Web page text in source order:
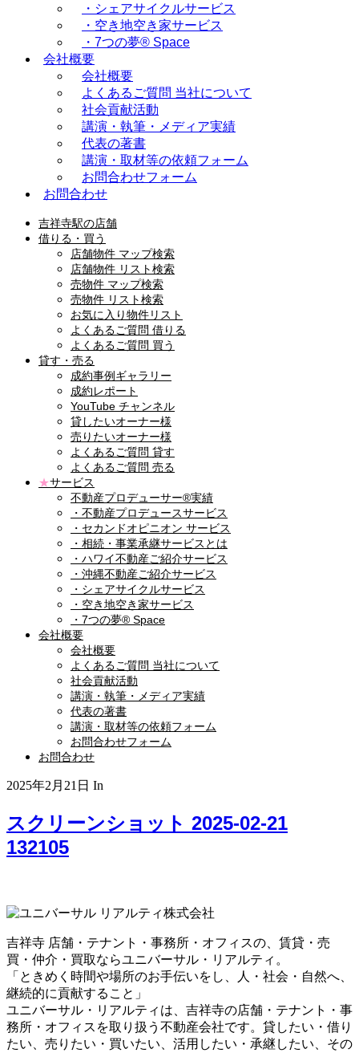
・シェアサイクルサービス
・空き地空き家サービス
・7つの夢® Space
会社概要
会社概要
よくあるご質問 当社について
社会貢献活動
講演・執筆・メディア実績
代表の著書
講演・取材等の依頼フォーム
お問合わせフォーム
お問合わせ
吉祥寺駅の店舗
借りる・買う
店舗物件 マップ検索
店舗物件 リスト検索
売物件 マップ検索
売物件 リスト検索
お気に入り物件リスト
よくあるご質問 借りる
よくあるご質問 買う
貸す・売る
成約事例ギャラリー
成約レポート
YouTube チャンネル
貸したいオーナー様
売りたいオーナー様
よくあるご質問 貸す
よくあるご質問 売る
★サービス
不動産プロデューサー®実績
・不動産プロデュースサービス
・セカンドオピニオン サービス
・相続・事業承継サービスとは
・ハワイ不動産ご紹介サービス
・沖縄不動産ご紹介サービス
・シェアサイクルサービス
・空き地空き家サービス
・7つの夢® Space
会社概要
会社概要
よくあるご質問 当社について
社会貢献活動
講演・執筆・メディア実績
代表の著書
講演・取材等の依頼フォーム
お問合わせフォーム
お問合わせ
2025年2月21日 In
スクリーンショット 2025-02-21
132105
吉祥寺 店舗・テナント・事務所・オフィスの、賃貸・売
買・仲介・買取ならユニバーサル・リアルティ。
「ときめく時間や場所のお手伝いをし、人・社会・自然へ、
継続的に貢献すること」
ユニバーサル・リアルティは、吉祥寺の店舗・テナント・事
務所・オフィスを取り扱う不動産会社です。貸したい・借り
たい、売りたい・買いたい、活用したい・承継したい、その